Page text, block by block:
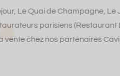
Le Quai de Champagne, Le
parisiens (Restaurant
chez nos partenaires